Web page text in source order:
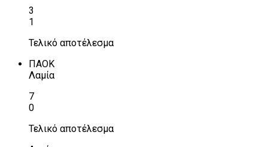
3
1
Τελικό αποτέλεσμα
ΠΑΟΚ
Λαμία
7
0
Τελικό αποτέλεσμα